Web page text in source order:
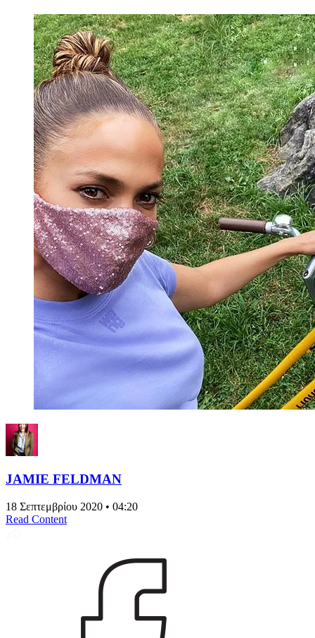
JAMIE FELDMAN
18 Σεπτεμβρίου 2020 • 04:20
Read Content